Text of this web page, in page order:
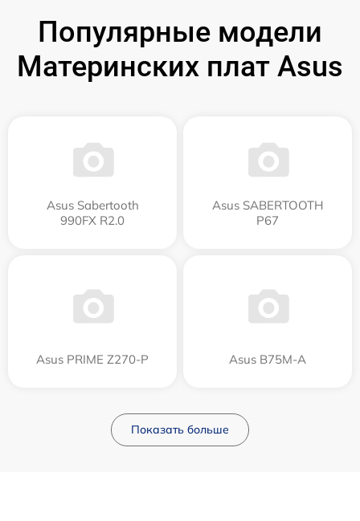
Популярные модели
Материнских плат Asus
Asus Sabertooth
990FX R2.0
Asus SABERTOOTH
P67
Asus PRIME Z270-P Asus B75M-A
Показать больше